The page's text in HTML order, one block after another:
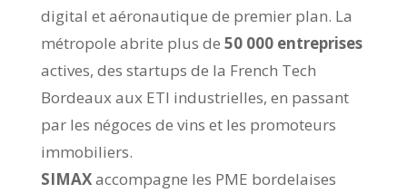
digital et aéronautique de premier plan. La
métropole abrite plus de 50 000 entreprises
actives, des startups de la French Tech
Bordeaux aux ETI industrielles, en passant
par les négoces de vins et les promoteurs
immobiliers.
SIMAXaccompagne les PME bordelaises